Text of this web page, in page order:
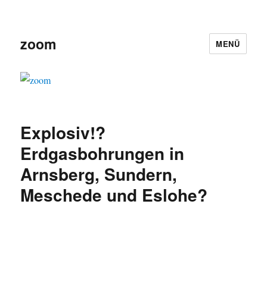
zoom MENÜ
Explosiv!?
Erdgasbohrungen in
Arnsberg, Sundern,
Meschede und Eslohe?